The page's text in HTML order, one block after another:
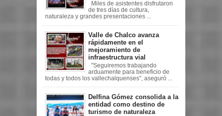
Miles de asistentes disfrutaron
de tres días de cultura,
naturaleza y grandes presentaciones ...
Valle de Chalco avanza
rápidamente en el
mejoramiento de
infraestructura vial
"Seguiremos trabajando
arduamente para beneficio de
todas y todos los vallechalquenses", aseguró ...
Delfina Gómez consolida a la
entidad como destino de
turismo de naturaleza